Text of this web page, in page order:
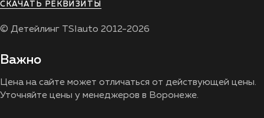
СКАЧАТЬ РЕКВИЗИТЫ
© Детейлинг TSIauto 2012-2026
Важно
Цена на сайте может отличаться от действующей цены.
Уточняйте цены у менеджеров в Воронеже.